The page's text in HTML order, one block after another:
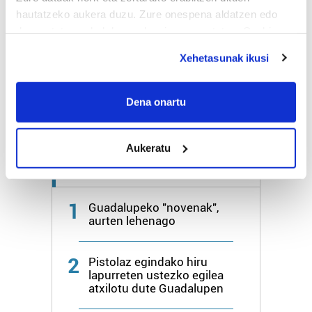
hautatzeko aukera duzu. Zure onespena aldatzen edo
If you allow, we would also like to:
Collect information about your geographical
meters
Identify your device by actively scanning it for
specific characteristics (fingerprinting)
Find out more about how your personal data is processed
and set your preferences in thedetails section
teknologia erabiliz, cookieak adibidez, iragarki eta eduki
pertsonalizatuak eskaintzeko, iragarkiak eta edukia
Xehetasunak ikusi
Dena onartu
Aukeratu
Bihar 25º 17º
Azken 7 egunetako irakurrienak
1
Guadalupeko "novenak",
aurten lehenago
2
Pistolaz egindako hiru
lapurreten ustezko egilea
atxilotu dute Guadalupen